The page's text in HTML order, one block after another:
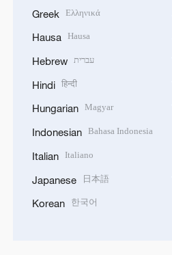
Greek Ελληνικά
Hausa Hausa
Hebrew עברית
Hindi हिन्दी
Hungarian Magyar
Indonesian Bahasa Indonesia
Italian Italiano
Japanese 日本語
Korean 한국어